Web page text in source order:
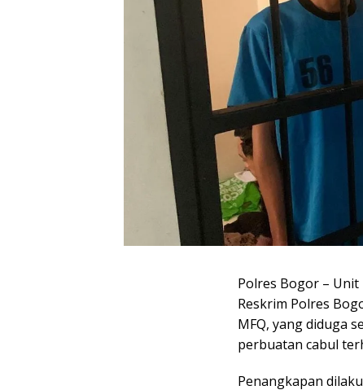
Polres Bogor – Unit
Reskrim Polres
MFQ, yang diduga
perbuatan cabul
Penangkapan